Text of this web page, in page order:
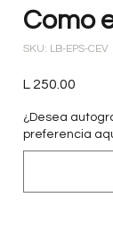
Como
SKU: LB-EPS-CEV
L 250.00
¿Desea
preferencia